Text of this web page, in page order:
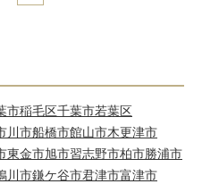
市稲毛区千葉市若葉区
川市船橋市館山市木更津市
東金市旭市習志野市柏市勝浦市
川市鎌ケ谷市君津市富津市